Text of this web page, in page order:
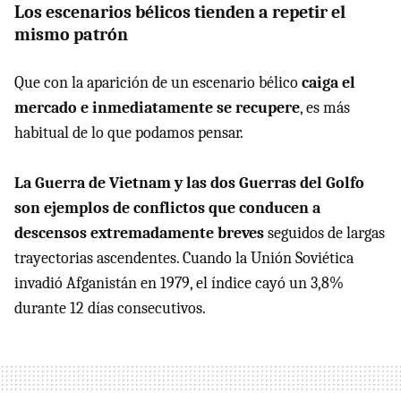
Los escenarios bélicos tienden a repetir el
mismo patrón
Que con la aparición de un escenario bélicocaiga el
mercado e inmediatamente se recupere, es más
habitual de lo que podamos pensar.
La Guerra de Vietnam y las dos Guerras del Golfo
son ejemplos de conflictos que conducen a
descensos extremadamente brevesseguidos de largas
trayectorias ascendentes. Cuando la Unión Soviética
invadió Afganistán en 1979, el índice cayó un 3,8%
durante 12 días consecutivos.